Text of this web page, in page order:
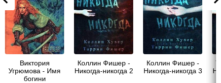
Виктория
Угрюмова - Имя
богини
Коллин Фишер -
Никогда-никогда 2
Коллин Фишер -
Никогда-никогда 3